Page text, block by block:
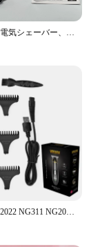
this
a
reduces
someone
is
is not
Andis-男性用電気シェーバー、ヘアクリーニングかみそり、dヘアクリップ用品、プロのリチウム電池プラス、オリジナル、17205、17225
WMARK NG2022 NG311 NG201 バリカン電動プッシャーオイルヘッド電気はさみホット販売充電バリカンヘアサロン